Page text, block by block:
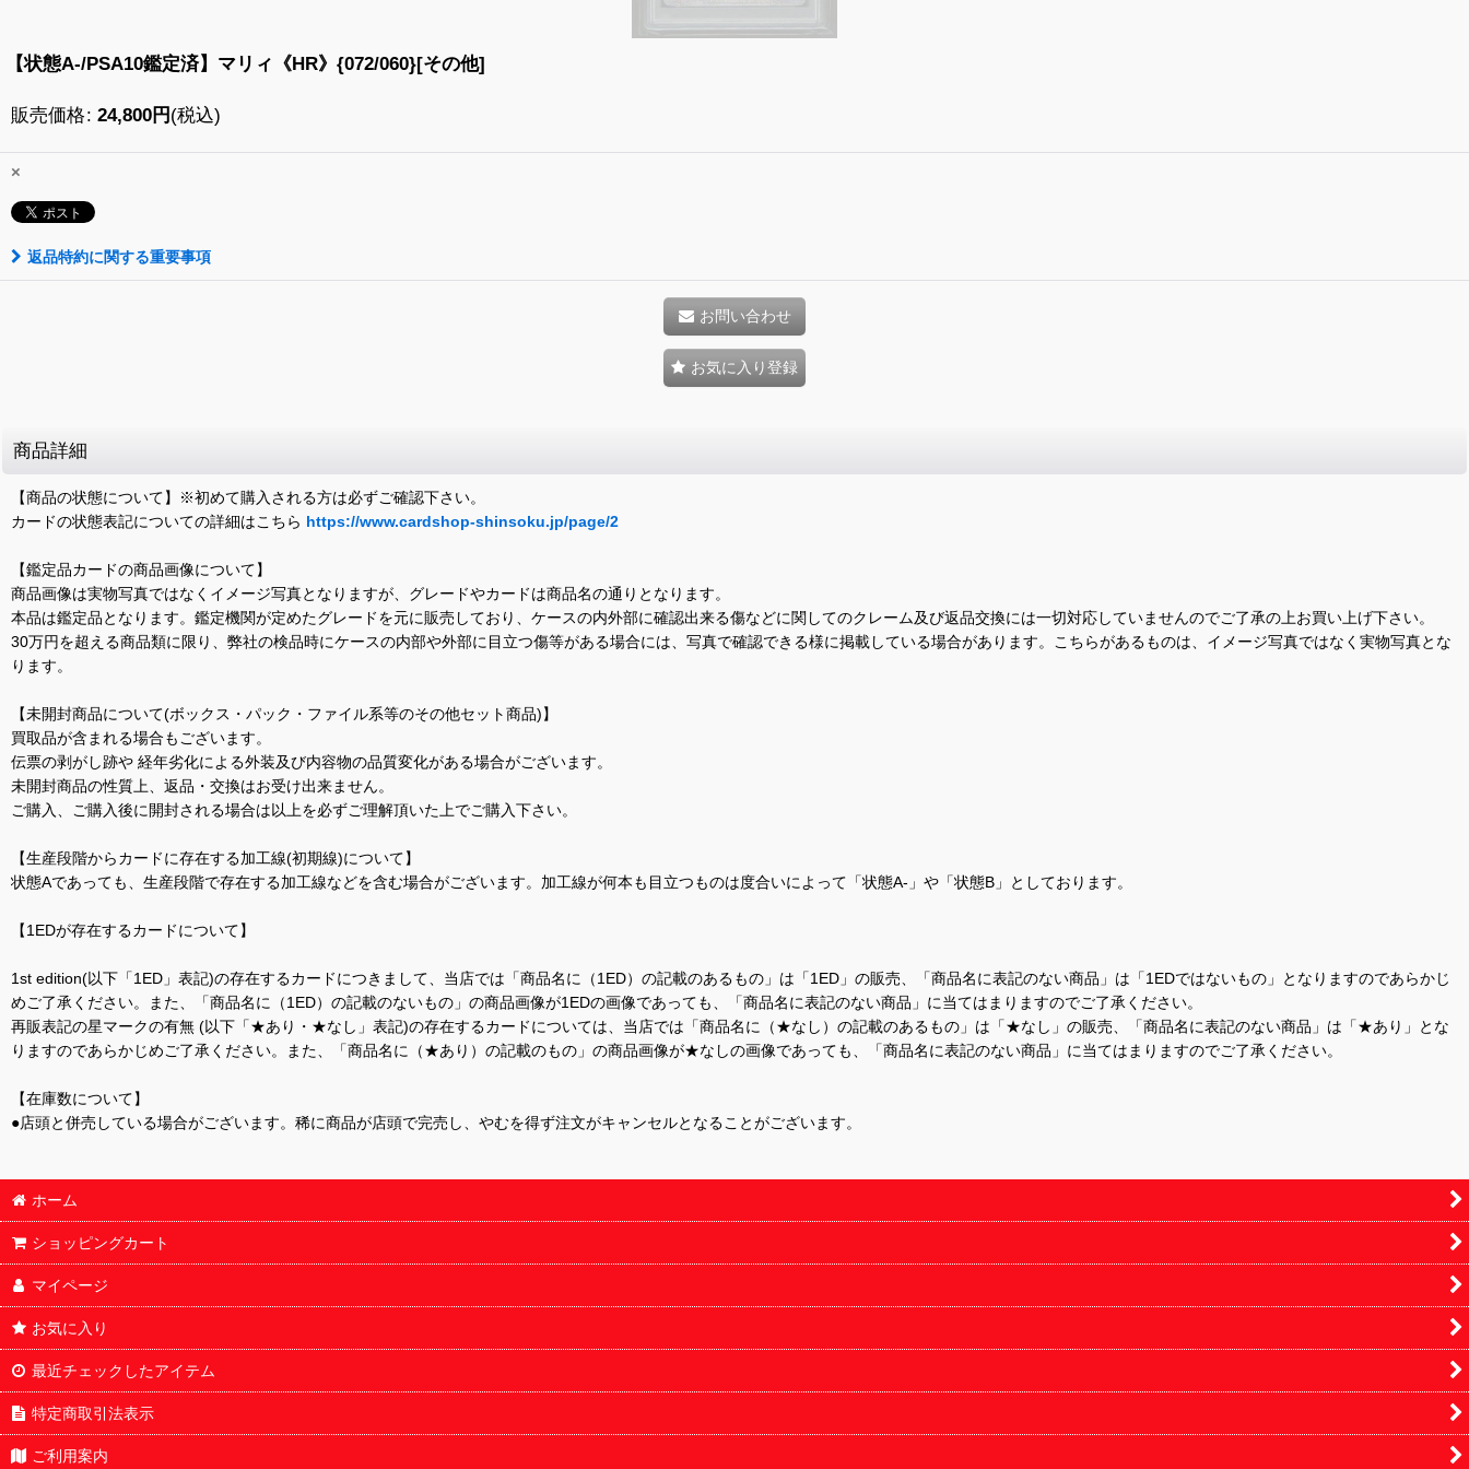
【状態A-/PSA10鑑定済】マリィ《HR》{072/060}[その他]
販売価格: 24,800円 (税込)
×
返品特約に関する重要事項
お問い合わせ
お気に入り登録
商品詳細
【商品の状態について】※初めて購入される方は必ずご確認下さい。
カードの状態表記についての詳細はこちら https://www.cardshop-shinsoku.jp/page/2
【鑑定品カードの商品画像について】
商品画像は実物写真ではなくイメージ写真となりますが、グレードやカードは商品名の通りとなります。
本品は鑑定品となります。鑑定機関が定めたグレードを元に販売しており、ケースの内外部に確認出来る傷などに関してのクレーム及び返品交換には一切対応していませんのでご了承の上お買い上げ下さい。
30万円を超える商品類に限り、弊社の検品時にケースの内部や外部に目立つ傷等がある場合には、写真で確認できる様に掲載している場合があります。こちらがあるものは、イメージ写真ではなく実物写真とな
ります。
【未開封商品について(ボックス・パック・ファイル系等のその他セット商品)】
買取品が含まれる場合もございます。
伝票の剥がし跡や 経年劣化による外装及び内容物の品質変化がある場合がございます。
未開封商品の性質上、返品・交換はお受け出来ません。
ご購入、ご購入後に開封される場合は以上を必ずご理解頂いた上でご購入下さい。
【生産段階からカードに存在する加工線(初期線)について】
状態Aであっても、生産段階で存在する加工線などを含む場合がございます。加工線が何本も目立つものは度合いによって「状態A-」や「状態B」としております。
【1EDが存在するカードについて】
1st edition(以下「1ED」表記)の存在するカードにつきまして、当店では「商品名に（1ED）の記載のあるもの」は「1ED」の販売、「商品名に表記のない商品」は「1EDではないもの」となりますのであらかじ
めご了承ください。また、「商品名に（1ED）の記載のないもの」の商品画像が1EDの画像であっても、「商品名に表記のない商品」に当てはまりますのでご了承ください。
再販表記の星マークの有無 (以下「★あり・★なし」表記)の存在するカードについては、当店では「商品名に（★なし）の記載のあるもの」は「★なし」の販売、「商品名に表記のない商品」は「★あり」とな
りますのであらかじめご了承ください。また、「商品名に（★あり）の記載のもの」の商品画像が★なしの画像であっても、「商品名に表記のない商品」に当てはまりますのでご了承ください。
【在庫数について】
●店頭と併売している場合がございます。稀に商品が店頭で完売し、やむを得ず注文がキャンセルとなることがございます。
ホーム
ショッピングカート
マイページ
お気に入り
最近チェックしたアイテム
特定商取引法表示
ご利用案内